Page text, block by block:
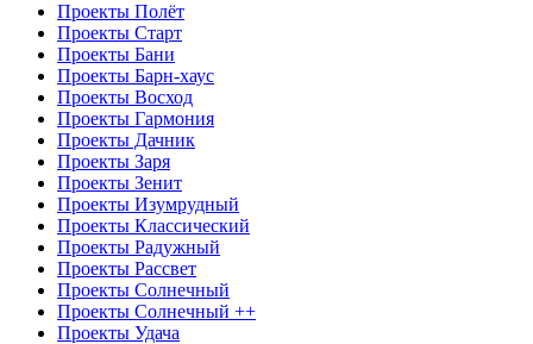
Проекты Полёт
Проекты Старт
Проекты Бани
Проекты Барн-хаус
Проекты Восход
Проекты Гармония
Проекты Дачник
Проекты Заря
Проекты Зенит
Проекты Изумрудный
Проекты Классический
Проекты Радужный
Проекты Рассвет
Проекты Солнечный
Проекты Солнечный ++
Проекты Удача